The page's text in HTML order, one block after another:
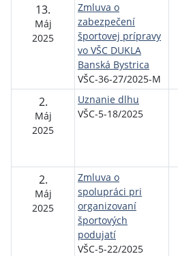
13.
Máj
2025
Zmluva o
zabezpečení
športovej prípravy
vo VŠC DUKLA
Banská Bystrica
VŠC-36-27/2025-M
2.
Máj
2025
Uznanie dlhu
VŠC-5-18/2025
2.
Máj
2025
Zmluva o
spolupráci pri
organizovaní
športových
podujatí
VŠC-5-22/2025